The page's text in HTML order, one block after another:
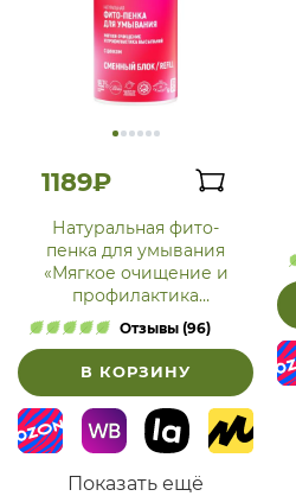
1189₽
Натуральная фито-
пенка для умывания
«Мягкое очищение и
профилактика
высыпаний» уход за
подростковой кожей
Отзывы (96)
В КОРЗИНУ
Показать ещё